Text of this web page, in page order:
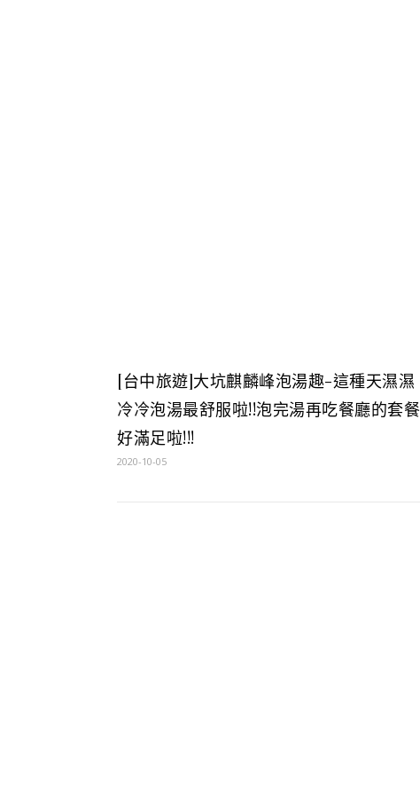
[台中旅遊]大坑麒麟峰泡湯趣-這種天濕濕
冷冷泡湯最舒服啦!!泡完湯再吃餐廳的套餐
好滿足啦!!!
2020-10-05